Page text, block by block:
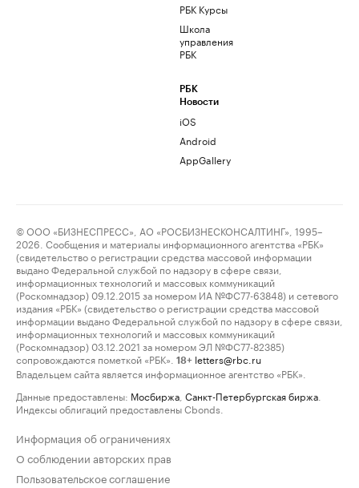
РБК Курсы
Школа
управления
РБК
РБК
Новости
iOS
Android
AppGallery
© ООО «БИЗНЕСПРЕСС», АО «РОСБИЗНЕСКОНСАЛТИНГ», 1995–
2026. Сообщения и материалы информационного агентства «РБК»
(свидетельство о регистрации средства массовой информации
выдано Федеральной службой по надзору в сфере связи,
информационных технологий и массовых коммуникаций
(Роскомнадзор) 09.12.2015 за номером ИА №ФС77-63848) и сетевого
издания «РБК» (свидетельство о регистрации средства массовой
информации выдано Федеральной службой по надзору в сфере связи,
информационных технологий и массовых коммуникаций
(Роскомнадзор) 03.12.2021 за номером ЭЛ №ФС77-82385)
сопровождаются пометкой «РБК».
18+ letters@rbc.ru
Владельцем сайта является информационное агентство «РБК».
Данные предоставлены: Мосбиржа Санкт-Петербургская биржа
Индексы облигаций предоставлены Cbonds.
Информация об ограничениях
О соблюдении авторских прав
Пользовательское соглашение